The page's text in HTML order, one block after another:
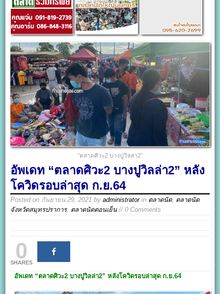
“ตลาดศิวะ2 บางปูวิลล่า2”
อัพเดท “ตลาดศิวะ2 บางปูวิลล่า2” หลัง
โควิดรอบล่าสุด ก.ย.64
Posted on กันยายน 29, 2021 byadministratorin ตลาดนัด, ตลาดนัด
จังหวัดสมุทรปราการ, ตลาดนัดตอนเย็น // 0 Comments
0
SHARES
อัพเดท “ตลาดศิวะ2 บางปูวิลล่า2” หลังโควิดรอบล่าสุด ก.ย.64